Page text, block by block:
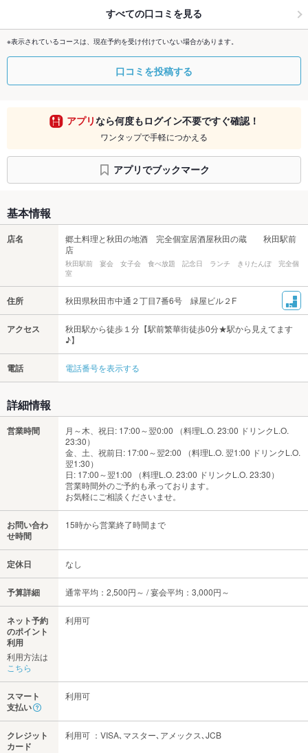
すべての口コミを見る
※表示されているコースは、現在予約を受け付けていない場合があります。
口コミを投稿する
アプリなら何度もログイン不要ですぐ確認！
ワンタップで手軽につかえる
アプリでブックマーク
基本情報
店名
郷土料理と秋田の地酒 完全個室居酒屋秋田の蔵 秋田駅前
店
秋田駅前 宴会 女子会 食べ放題 記念日 ランチ きりたんぽ 完全個
室
住所 秋田県秋田市中通２丁目7番6号 緑屋ビル２F
アクセス
秋田駅から徒歩１分【駅前繁華街徒歩0分★駅から見えてます
♪】
電話 電話番号を表示する
詳細情報
営業時間
月～木、祝日: 17:00～翌0:00 （料理L.O. 23:00 ドリンクL.O.
23:30）
金、土、祝前日: 17:00～翌2:00 （料理L.O. 翌1:00 ドリンクL.O.
翌1:30）
日: 17:00～翌1:00 （料理L.O. 23:00 ドリンクL.O. 23:30）
営業時間外のご予約も承っております。
お気軽にご相談くださいませ。
お問い合わ
せ時間
15時から営業終了時間まで
定休日 なし
予算詳細 通常平均：2,500円～ / 宴会平均：3,000円～
ネット予約
のポイント
利用
利用方法は
こちら
利用可
スマート
支払い
利用可
クレジット
カード
利用可 ：VISA､マスター､アメックス､JCB